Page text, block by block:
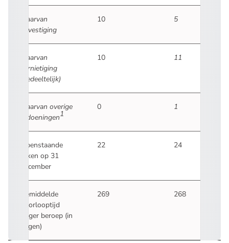
waarvan
bevestiging
10 5
waarvan
vernietiging
(gedeeltelijk)
10 11
waarvan overige
afdoeningen1
0 1
Openstaande
zaken op 31
december
22 24
Gemiddelde
doorlooptijd
hoger beroep (in
dagen)
269 268